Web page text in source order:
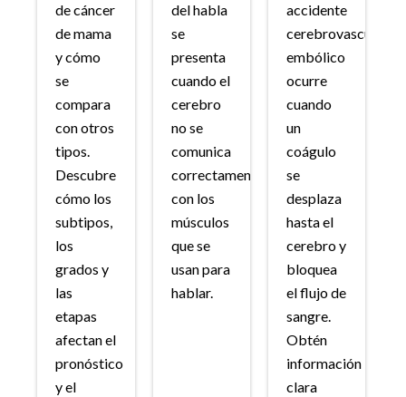
de cáncer
de mama
y cómo
se
compara
con otros
tipos.
Descubre
cómo los
subtipos,
los
grados y
las
etapas
afectan el
pronóstico
y el
del habla
se
presenta
cuando el
cerebro
no se
comunica
correctamente
con los
músculos
que se
usan para
hablar.
accidente
cerebrovascular
embólico
ocurre
cuando
un
coágulo
se
desplaza
hasta el
cerebro y
bloquea
el flujo de
sangre.
Obtén
información
clara